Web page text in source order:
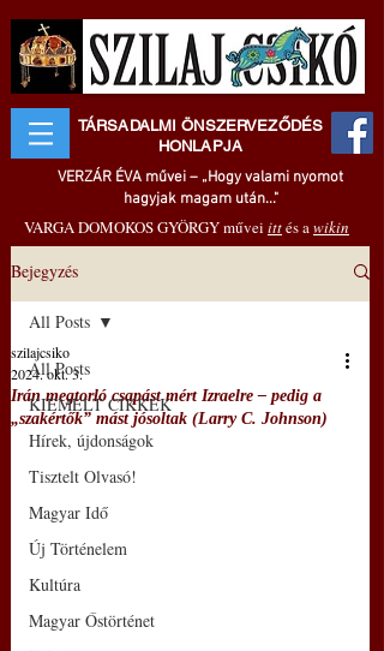
TÁRSADALMI ÖNSZERVEZŐDÉS
HONLAPJA
VERZÁR ÉVA művei – „Hogy valami nyomot
hagyjak magam után..."
VARGA DOMOKOS GYÖRGY művei ittés awikin
Bejegyzés
All Posts
KIEMELT CIKKEK
Hírek, újdonságok
Tisztelt Olvasó!
Magyar Idő
Új Történelem
Kultúra
Magyar Őstörténet
All Posts
Irán megtorló csapást mért Izraelre – pedig a
„szakértők” mást jósoltak (Larry C. Johnson)
szilajcsiko
2024. okt. 3.